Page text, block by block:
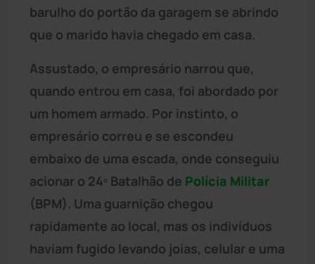
barulho do portão da garagem se abrindo
que o marido havia chegado em casa.
Assustado, o empresário narrou que,
quando entrou em casa, foi abordado por
um homem armado. Por instinto, o
empresário correu e se escondeu
embaixo de uma escada, onde conseguiu
acionar o 24º Batalhão de Polícia Militar
(BPM). Uma guarnição chegou
rapidamente ao local, mas os indivíduos
haviam fugido levando joias, celular e uma